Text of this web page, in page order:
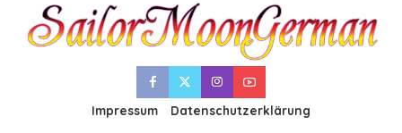
Impressum Datenschutzerklärung